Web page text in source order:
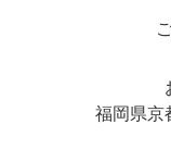
福岡県京